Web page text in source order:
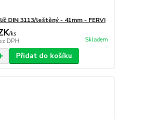
DIN 3113/leštěný - 41mm - FERVI
/ks
DPH Skladem
Přidat do košíku